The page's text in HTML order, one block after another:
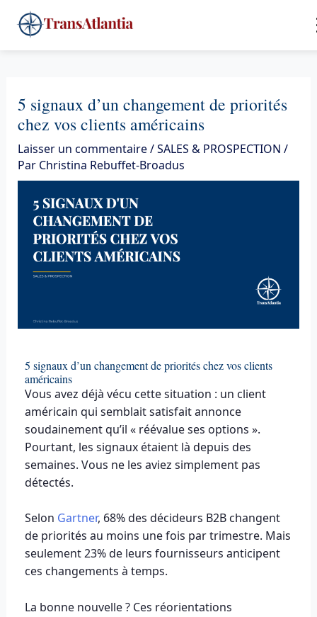
au
contenu
5 signaux d’un changement de priorités
chez vos clients américains
Laisser un commentaire/SALES & PROSPECTION /
Par Christina Rebuffet-Broadus
5 signaux d’un changement de priorités chez vos clients
américains
Vous avez déjà vécu cette situation : un client
américain qui semblait satisfait annonce
soudainement qu’il « réévalue ses options ».
Pourtant, les signaux étaient là depuis des
semaines. Vous ne les aviez simplement pas
détectés.
Selon Gartner, 68% des décideurs B2B changent
de priorités au moins une fois par trimestre. Mais
seulement 23% de leurs fournisseurs anticipent
ces changements à temps.
La bonne nouvelle ? Ces réorientations